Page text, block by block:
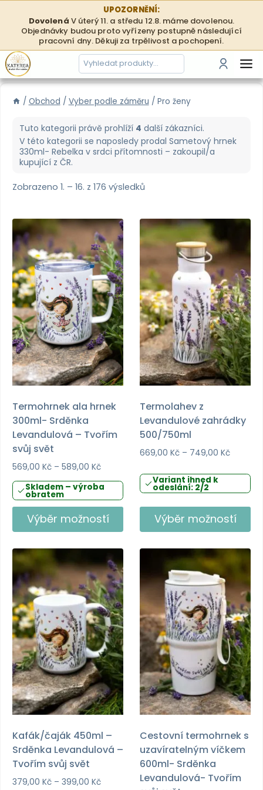
obsah
UPOZORNĚNÍ:
Dovolená V úterý 11. a středu 12.8. máme dovolenou.
Objednávky budou proto vyřízeny postupně následující
pracovní dny. Děkuji za trpělivost a pochopení.
Hledání
/ Obchod / Vyber podle záměru / Pro ženy
Tuto kategorii právě prohlíží 4 další zákazníci.
V této kategorii se naposledy prodal Sametový hrnek
330ml- Rebelka v srdci přítomnosti – zakoupil/a
kupující z ČR.
Zobrazeno 1. – 16. z 176 výsledků
Termohrnek ala hrnek
300ml- Srděnka
Levandulová – Tvořím
svůj svět
569,00 Kč – 589,00 KčRozpětí
cen:
569,00 Kč
až
589,00 Kč
Skladem – výroba
obratem
Výběr možností
produkt
má
více
variant.
Možnosti
lze
vybrat
na
stránce
produktu
Termolahev z
Levandulové zahrádky
500/750ml
669,00 Kč – 749,00 KčRozpětí
669,00
Variant ihned k
odeslání: 2/2
Výběr možností
produkt
více
variant.
Možnosti
lze
vybrat
na
stránce
produktu
Kafák/čaják 450ml –
Srděnka Levandulová –
Tvořím svůj svět
379,00 Kč – 399,00 KčRozpětí
Cestovní termohrnek s
uzavíratelným víčkem
600ml- Srděnka
Levandulová- Tvořím